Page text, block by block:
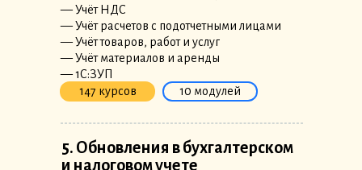
— Учёт НДС
— Учёт расчетов с подотчетными лицами
— Учёт товаров, работ и услуг
— Учёт материалов и аренды
— 1С:ЗУП
147 курсов
10 модулей
5. Обновления в бухгалтерском
и налоговом учете